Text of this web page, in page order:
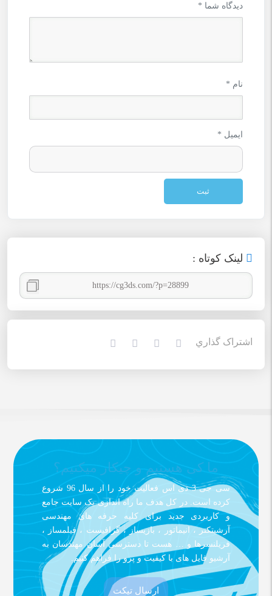
دیدگاه شما *
نام *
ایمیل *
لينک کوتاه :
اشتراک گذاري
ما کی هستیم و چیکار میکنیم؟
سی جی 3 دی اس فعالیت خود را از سال 96 شروع
کرده است. در کل هدف ما راه اندازی یک سایت جامع
و کاربردی جدید برای کلیه حرفه های مهندسی
آرشیتکتر ، انیماتور ، بازیساز ، گرافیست ، فیلمساز ،
فریلنسرها و … هست تا دسترسی آسان مهندسان به
آرشیو فایل های با کیفیت و پرو را فراهم کنیم.
ارسال تیکت